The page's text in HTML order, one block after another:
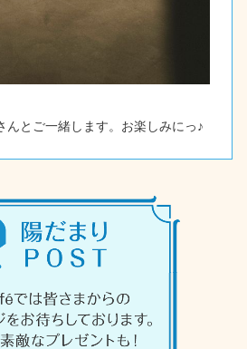
んとご一緒します。お楽しみにっ♪